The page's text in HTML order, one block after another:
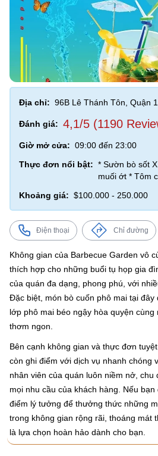
Địa chỉ: 96B Lê Thánh Tôn, Quận 1
Đánh giá: 4,1/5 (1190
Giờ mở cửa: 09:00 đến 23:00
Thực đơn nổi bật: * Sườn bò sốt
muối ớt * Tôm
Khoảng giá: $100.000 - 250.000
Điện thoại Chỉ đường
Không gian của Barbecue Garden vô
thích hợp cho những buổi tụ họp gia
của quán đa dạng, phong phú, với
Đặc biệt, món bò cuốn phô mai tại
lớp phô mai béo ngậy hòa quyện cùng
thơm ngon.
Bên cạnh không gian và thực đơn
còn ghi điểm với dịch vụ nhanh chóng
nhân viên của quán luôn niềm nở, chu
mọi nhu cầu của khách hàng. Nếu
điểm lý tưởng để thưởng thức những
trong không gian rộng rãi, thoáng mát
là lựa chọn hoàn hảo dành cho bạn.